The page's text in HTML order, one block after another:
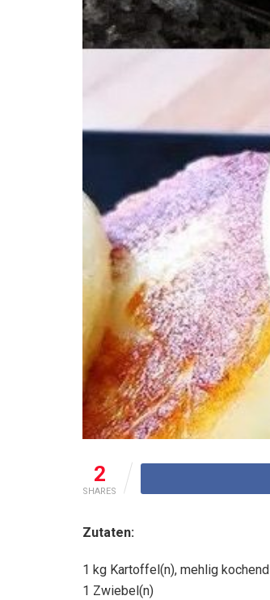
2
SHARES
Zutaten:
1 kg Kartoffel(n), mehlig kochend
1 Zwiebel(n)